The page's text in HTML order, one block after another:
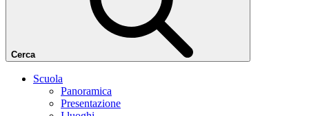
Cerca
Scuola
Panoramica
Presentazione